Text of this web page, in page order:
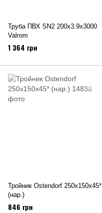
Труба ПВХ SN2 200х3.9х3000
Valrom
1 364 грн
Тройник Ostendorf 250х150х45*
(нар.)
846 грн